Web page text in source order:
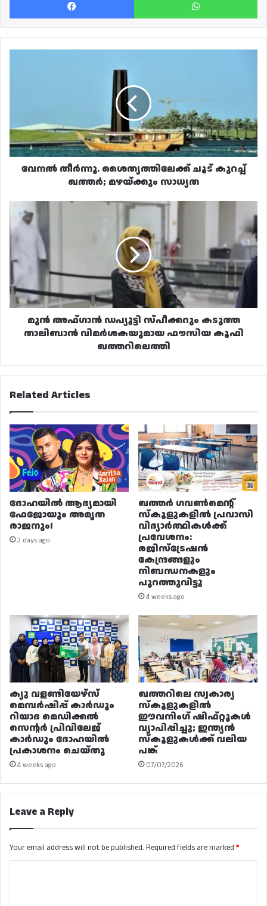
മഴയ്ക്കും
സാധ്യത
വേനൽ തീർന്നു. ശൈത്യത്തിലേക്ക് ചൂട് കുറച്ച്
ഖത്തർ; മഴയ്ക്കും സാധ്യത
അഫ്‌ഗാൻ
ഡപ്യൂട്ടി
സ്പീക്കറും
കടുത്ത
താലിബാൻ
വിമർശകയുമായ
ഫൗസിയ
കൂഫി
ഖത്തറിലെത്തി
മുൻ അഫ്‌ഗാൻ ഡപ്യൂട്ടി സ്പീക്കറും കടുത്ത
താലിബാൻ വിമർശകയുമായ ഫൗസിയ കൂഫി
ഖത്തറിലെത്തി
Related Articles
ദോഹയിൽ ആദ്യമായി
ഫേജോയും അമൃത
രാജനും!
2 days ago
ഖത്തർ ഗവൺമെന്റ്
സ്കൂളുകളിൽ പ്രവാസി
വിദ്യാർത്ഥികൾക്ക്
പ്രവേശനം:
രജിസ്ട്രേഷൻ
കേന്ദ്രങ്ങളും
നിബന്ധനകളും
പുറത്തുവിട്ടു
4 weeks ago
ക്യു വളണ്ടിയേഴ്‌സ്
മെമ്പർഷിപ്പ് കാർഡും
റിയാദ മെഡിക്കൽ
സെന്റർ പ്രിവിലേജ്
കാർഡും ദോഹയിൽ
പ്രകാശനം ചെയ്തു
4 weeks ago
ഖത്തറിലെ സ്വകാര്യ
സ്കൂളുകളിൽ
ഈവനിംഗ് ഷിഫ്റ്റുകൾ
വ്യാപിപ്പിച്ചു; ഇന്ത്യൻ
സ്കൂളുകൾക്ക് വലിയ
പങ്ക്
07/07/2026
Leave a Reply
Your email address will not be published. Required fields are marked *